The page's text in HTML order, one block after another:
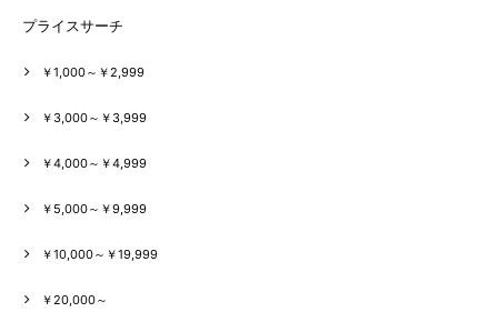
プライスサーチ
￥1,000～￥2,999
￥3,000～￥3,999
￥4,000～￥4,999
￥5,000～￥9,999
￥10,000～￥19,999
￥20,000～